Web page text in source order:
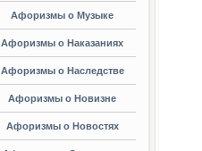
Афоризмы о Музыке
Афоризмы о Наказаниях
Афоризмы о Наследстве
Афоризмы о Новизне
Афоризмы о Новостях